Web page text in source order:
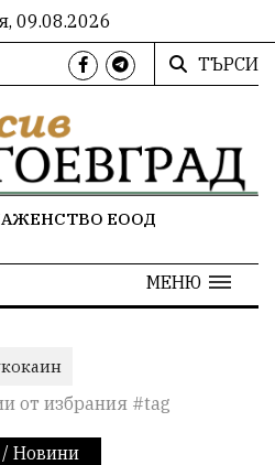
09.08.2026
ТЪРСИ
ЕООД
МЕНЮ
от избрания #tag
/ Новини